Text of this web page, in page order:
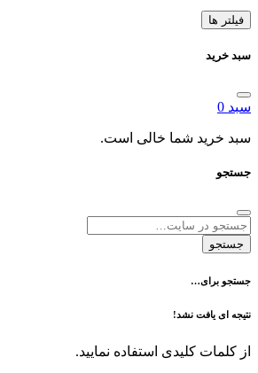
شما خالی است.
نشد!
کلیدی استفاده نمایید.